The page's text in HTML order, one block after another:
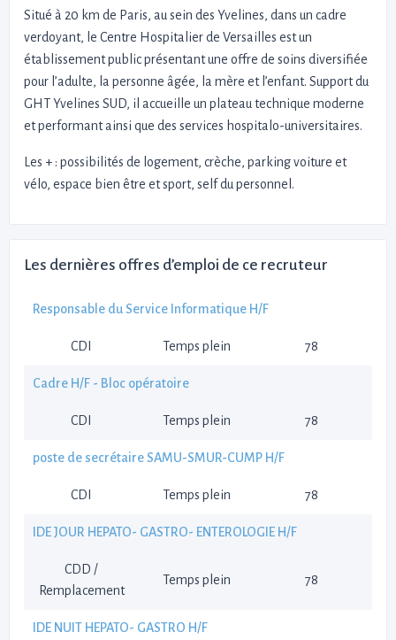
Situé à 20 km de Paris, au sein des Yvelines, dans un cadre
verdoyant, le Centre Hospitalier de Versailles est un
établissement public présentant une offre de soins diversifiée
pour l’adulte, la personne âgée, la mère et l’enfant. Support du
GHT Yvelines SUD, il accueille un plateau technique moderne
et performant ainsi que des services hospitalo-universitaires.
Les + : possibilités de logement, crèche, parking voiture et
vélo, espace bien être et sport, self du personnel.
Les dernières offres d’emploi de ce recruteur
Responsable du Service Informatique H/F
CDI Temps plein 78
Cadre H/F - Bloc opératoire
CDI Temps plein 78
poste de secrétaire SAMU-SMUR-CUMP H/F
CDI Temps plein 78
IDE JOUR HEPATO- GASTRO- ENTEROLOGIE H/F
CDD /
Remplacement
Temps plein 78
IDE NUIT HEPATO- GASTRO H/F